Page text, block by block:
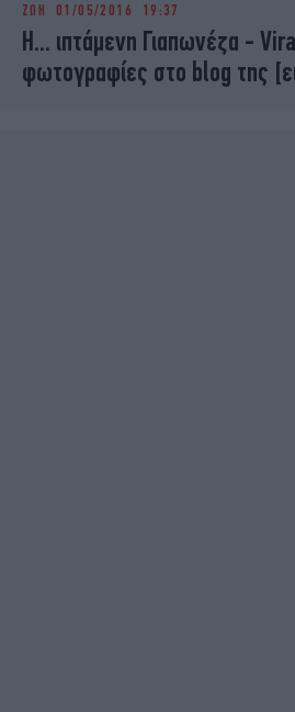
ΖΩΗ 01/05/2016 19:37
Η... ιπτάμενη Γιαπωνέζα -
φωτογραφίες στο blog της